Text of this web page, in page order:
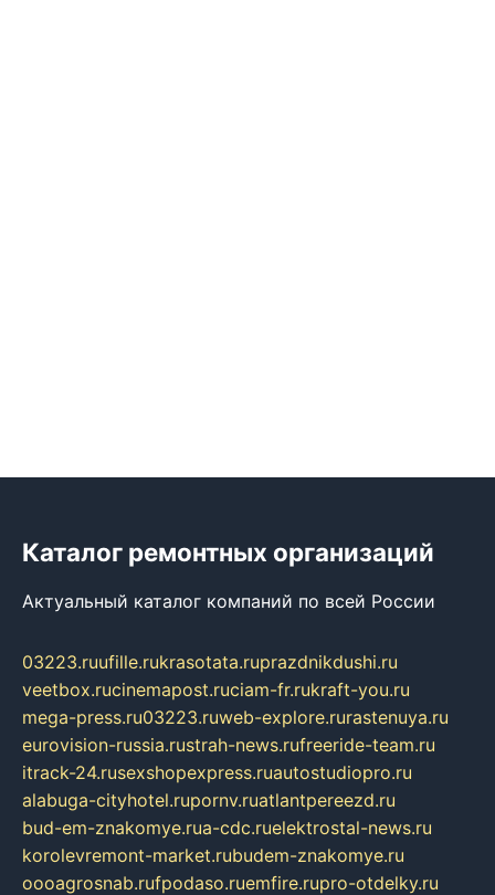
Каталог ремонтных организаций
Актуальный каталог компаний по всей России
03223.ruufille.rukrasotata.ruprazdnikdushi.ru
veetbox.rucinemapost.ruciam-fr.rukraft-you.ru
mega-press.ru03223.ruweb-explore.rurastenuya.ru
eurovision-russia.rustrah-news.rufreeride-team.ru
itrack-24.rusexshopexpress.ruautostudiopro.ru
alabuga-cityhotel.rupornv.ruatlantpereezd.ru
bud-em-znakomye.rua-cdc.ruelektrostal-news.ru
korolevremont-market.rubudem-znakomye.ru
oooagrosnab.rufpodaso.ruemfire.rupro-otdelky.ru